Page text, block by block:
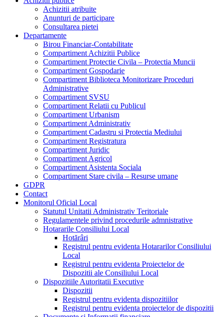
Achizitii atribuite
Anunturi de participare
Consultarea pietei
Departamente
Birou Financiar-Contabilitate
Compartiment Achizitii Publice
Compartiment Protectie Civila – Protectia Muncii
Compartiment Gospodarie
Compartiment Biblioteca Monitorizare Proceduri
Administrative
Compartiment SVSU
Compartiment Relatii cu Publicul
Compartiment Urbanism
Compartiment Administrativ
Compartiment Cadastru si Protectia Mediului
Compartiment Registratura
Compartiment Juridic
Compartiment Agricol
Compartiment Asistenta Sociala
Compartiment Stare civila – Resurse umane
GDPR
Contact
Monitorul Oficial Local
Statutul Unitatii Administrativ Teritoriale
Regulamentele privind procedurile admnistrative
Hotararile Consiliului Local
Hotărâri
Registrul pentru evidenta Hotararilor Consiliului
Local
Registrul pentru evidenta Proiectelor de
Dispozitii ale Consiliului Local
Dispozitiile Autoritatii Executive
Dispozitii
Registrul pentru evidenta dispozitiilor
Registrul pentru evidenta proiectelor de dispozitii